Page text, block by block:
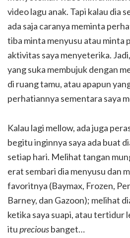
video lagu anak. Tapi kalau dia
ada saja caranya meminta
tiba minta menyusu atau minta
aktivitas saya menyeterika.
yang suka membujuk dengan
di ruang tamu, atau apapun
perhatiannya sementara saya
Kalau lagi mellow, ada juga
begitu inginnya saya ada buat
setiap hari. Melihat tangan
erat sembari dia menyusu dan
favoritnya (Baymax, Frozen,
Barney, dan Gazoon); melihat
ketika saya suapi, atau tertidur
itupreciousbanget…